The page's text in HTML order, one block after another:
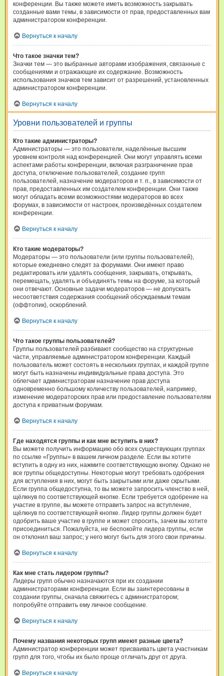
конференции. Вы также можете иметь возможность закрывать
созданные вами темы, в зависимости от прав, предоставленных вам
администратором конференции.
Вернуться к началу
Что такое значки тем?
Значки тем — это выбранные авторами изображения, связанные с
сообщениями и отражающие их содержание. Возможность
использования значков тем зависит от разрешений, установленных
администратором конференции.
Вернуться к началу
Уровни пользователей и группы
Кто такие администраторы?
Администраторы — это пользователи, наделённые высшим
уровнем контроля над конференцией. Они могут управлять всеми
аспектами работы конференции, включая разграничение прав
доступа, отключение пользователей, создание групп
пользователей, назначение модераторов и т. п., в зависимости от
прав, предоставленных им создателем конференции. Они также
могут обладать всеми возможностями модераторов во всех
форумах, в зависимости от настроек, произведённых создателем
конференции.
Вернуться к началу
Кто такие модераторы?
Модераторы — это пользователи (или группы пользователей),
которые ежедневно следят за форумами. Они имеют право
редактировать или удалять сообщения, закрывать, открывать,
перемещать, удалять и объединять темы на форуме, за который
они отвечают. Основные задачи модераторов — не допускать
несоответствия содержания сообщений обсуждаемым темам
(оффтопик), оскорблений.
Вернуться к началу
Что такое группы пользователей?
Группы пользователей разбивают сообщество на структурные
части, управляемые администратором конференции. Каждый
пользователь может состоять в нескольких группах, и каждой группе
могут быть назначены индивидуальные права доступа. Это
облегчает администраторам назначение прав доступа
одновременно большому количеству пользователей, например,
изменение модераторских прав или предоставление пользователям
доступа к приватным форумам.
Вернуться к началу
Где находятся группы и как мне вступить в них?
Вы можете получить информацию обо всех существующих группах
по ссылке «Группы» в вашем личном разделе. Если вы хотите
вступить в одну из них, нажмите соответствующую кнопку. Однако не
все группы общедоступны. Некоторые могут требовать одобрения
для вступления в них, могут быть закрытыми или даже скрытыми.
Если группа общедоступна, то вы можете запросить членство в ней,
щёлкнув по соответствующей кнопке. Если требуется одобрение на
участие в группе, вы можете отправить запрос на вступление,
щёлкнув по соответствующей кнопке. Лидер группы должен будет
одобрить ваше участие в группе и может спросить, зачем вы хотите
присоединиться. Пожалуйста, не беспокойте лидера группы, если
он отклонил ваш запрос; у него могут быть для этого свои причины.
Вернуться к началу
Как мне стать лидером группы?
Лидеры групп обычно назначаются при их создании
администраторами конференции. Если вы заинтересованы в
создании группы, сначала свяжитесь с администратором;
попробуйте отправить ему личное сообщение.
Вернуться к началу
Почему названия некоторых групп имеют разные цвета?
Администратор конференции может присваивать цвета участникам
групп для того, чтобы их было проще отличать друг от друга.
Вернуться к началу